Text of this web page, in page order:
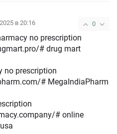
0
в 20:16
no prescription
# drug mart
no prescription
# MegaIndiaPharm
# online